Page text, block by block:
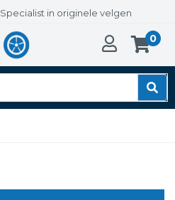
Specialist in originele velgen
0